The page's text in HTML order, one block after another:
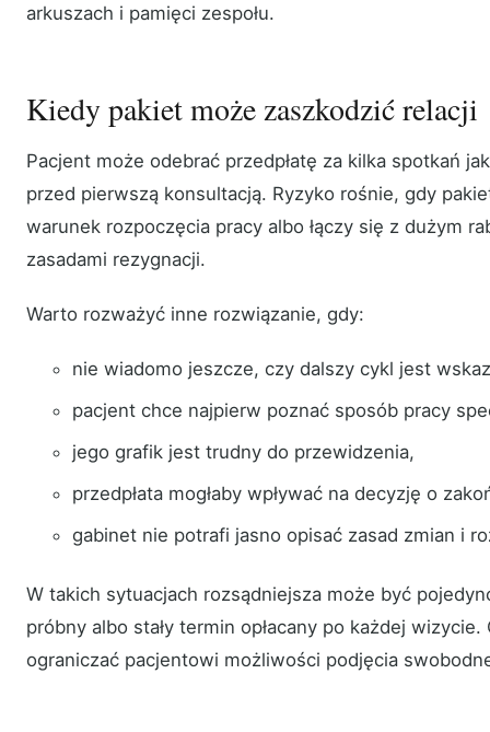
arkuszach i pamięci zespołu.
Kiedy pakiet może zaszkodzić relacji
Pacjent może odebrać przedpłatę za kilka spotkań
przed pierwszą konsultacją. Ryzyko rośnie, gdy
warunek rozpoczęcia pracy albo łączy się z dużym
zasadami rezygnacji.
Warto rozważyć inne rozwiązanie, gdy:
nie wiadomo jeszcze, czy dalszy cykl jest
pacjent chce najpierw poznać sposób pracy
jego grafik jest trudny do przewidzenia,
przedpłata mogłaby wpływać na decyzję o
gabinet nie potrafi jasno opisać zasad zmian i
W takich sytuacjach rozsądniejsza może być
próbny albo stały termin opłacany po każdej
ograniczać pacjentowi możliwości podjęcia